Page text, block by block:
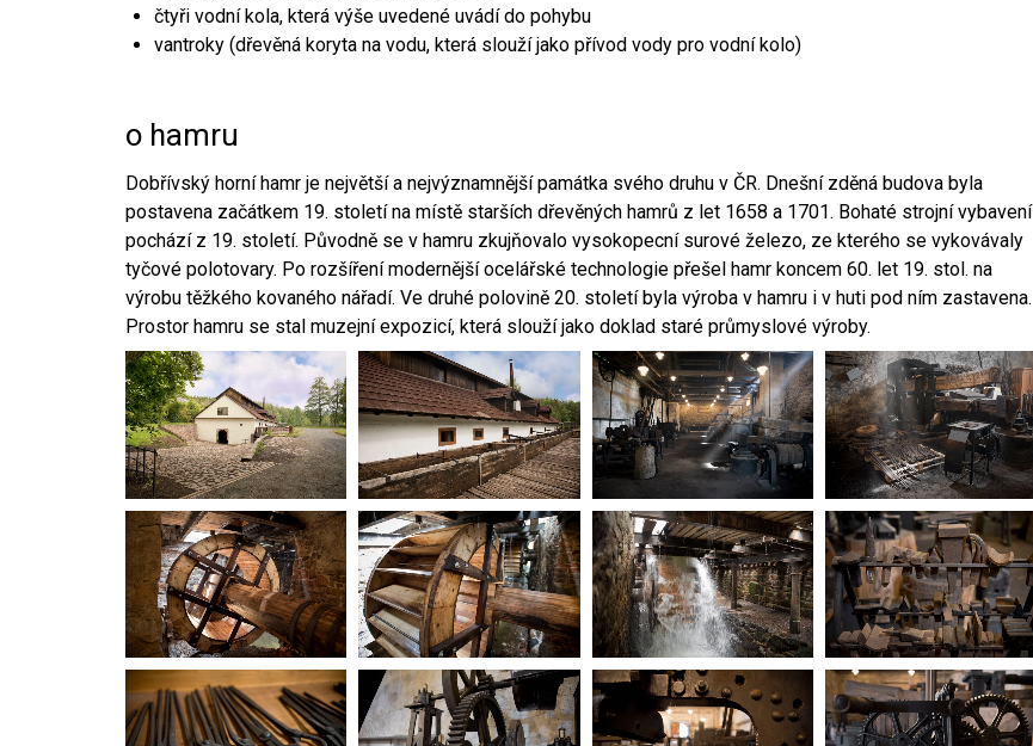
čtyři vodní kola, která výše uvedené uvádí do pohybu
vantroky (dřevěná koryta na vodu, která slouží jako přívod vody pro vodní kolo)
o hamru
Dobřívský horní hamr je největší a nejvýznamnější památka svého druhu v ČR. Dnešní zděná budova byla
postavena začátkem 19. století na místě starších dřevěných hamrů z let 1658 a 1701. Bohaté strojní vybavení
pochází z 19. století. Původně se v hamru zkujňovalo vysokopecní surové železo, ze kterého se vykovávaly
tyčové polotovary. Po rozšíření modernější ocelářské technologie přešel hamr koncem 60. let 19. stol. na
výrobu těžkého kovaného nářadí. Ve druhé polovině 20. století byla výroba v hamru i v huti pod ním zastavena.
Prostor hamru se stal muzejní expozicí, která slouží jako doklad staré průmyslové výroby.